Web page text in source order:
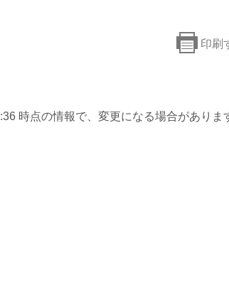
印刷
時点の情報で、変更になる場合がありま